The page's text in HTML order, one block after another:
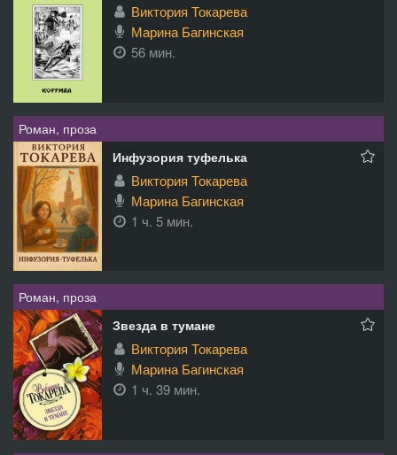
Виктория Токарева
Марина Багинская
56 мин.
Роман, проза
Инфузория туфелька
Виктория Токарева
Марина Багинская
1 ч. 5 мин.
Роман, проза
Звезда в тумане
Виктория Токарева
Марина Багинская
1 ч. 39 мин.